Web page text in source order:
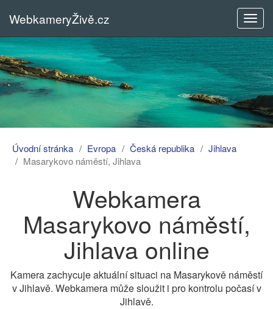
menu
WebkameryŽivě.cz
Úvodní stránka Evropa Česká republika
Jihlava
Masarykovo náměstí, Jihlava
Webkamera
Masarykovo náměstí,
Jihlava online
Kamera zachycuje aktuální situaci na Masarykově náměstí
v Jihlavě. Webkamera může sloužit i pro kontrolu počasí v
Jihlavě.